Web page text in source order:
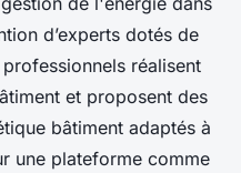
d’experts dotés de
réalisent
et proposent des
bâtiment adaptés à
une plateforme comme